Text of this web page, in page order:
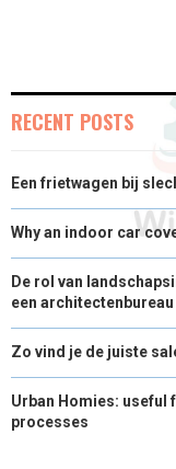
RECENT POSTS
Een frietwagen bij
Why an indoor car
De rol van
een
Zo vind je de juiste
Urban Homies: useful
processes